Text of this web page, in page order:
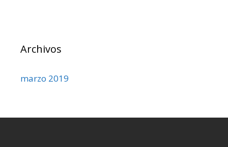
Archivos
marzo 2019